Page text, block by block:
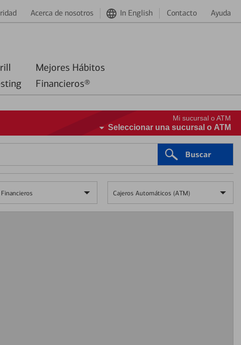
Acerca de nosotros In English Contacto Ayuda
Mejores Hábitos
Financieros®
Mi sucursal o ATM
Seleccionar una sucursal o ATM
Buscar
Cajeros Automáticos (ATM)